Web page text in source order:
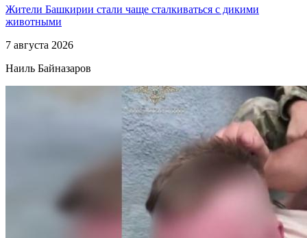
Жители Башкирии стали чаще сталкиваться с дикими
животными
7 августа 2026
Наиль Байназаров